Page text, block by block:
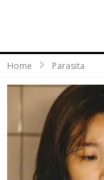
Home Parasita